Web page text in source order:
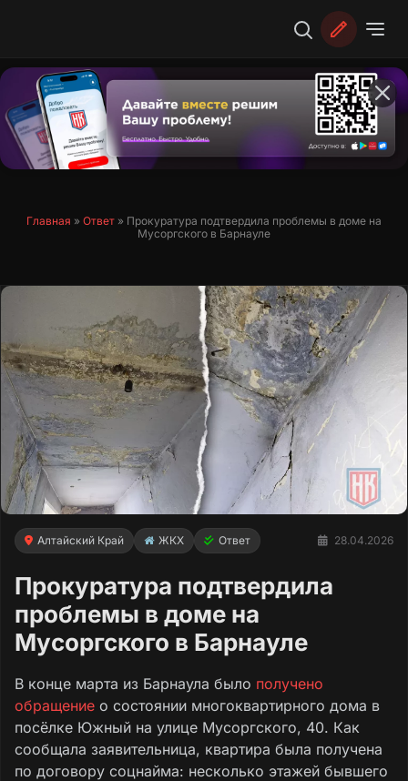
Главная » Ответ » Прокуратура подтвердила проблемы в доме на
Мусоргского в Барнауле
Алтайский Край ЖКХ Ответ 28.04.2026
Прокуратура подтвердила
проблемы в доме на
Мусоргского в Барнауле
В конце марта из Барнаула было получено
обращение о состоянии многоквартирного дома в
посёлке Южный на улице Мусоргского, 40. Как
сообщала заявительница, квартира была получена
по договору соцнайма: несколько этажей бывшего